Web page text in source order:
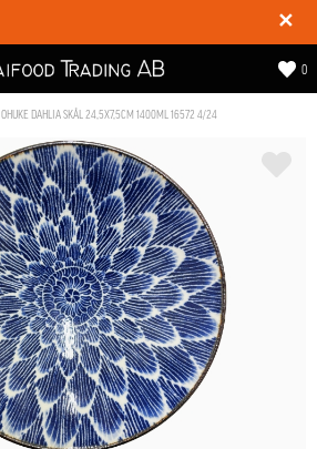
✕
0
OHUKE DAHLIA SKÅL 24,5X7,5CM 1400ML 16572 4/24